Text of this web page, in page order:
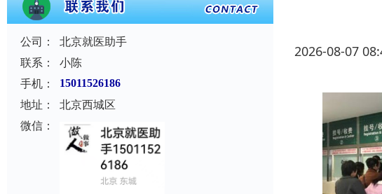
公司：
北京就医助手
联系：
小陈
手机：
15011526186
地址：
北京西城区
微信：
2026-08-07